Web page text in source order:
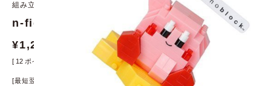
組み立て時間ゼロ ! ブロックモチーフの持ち歩けるフィギュア
n-fig エヌフィグ 星のカービィ ワープスター
¥1,200
1,320
[ 12 ポイント進呈 ]
[最短翌日発送！] 詳細はこちら